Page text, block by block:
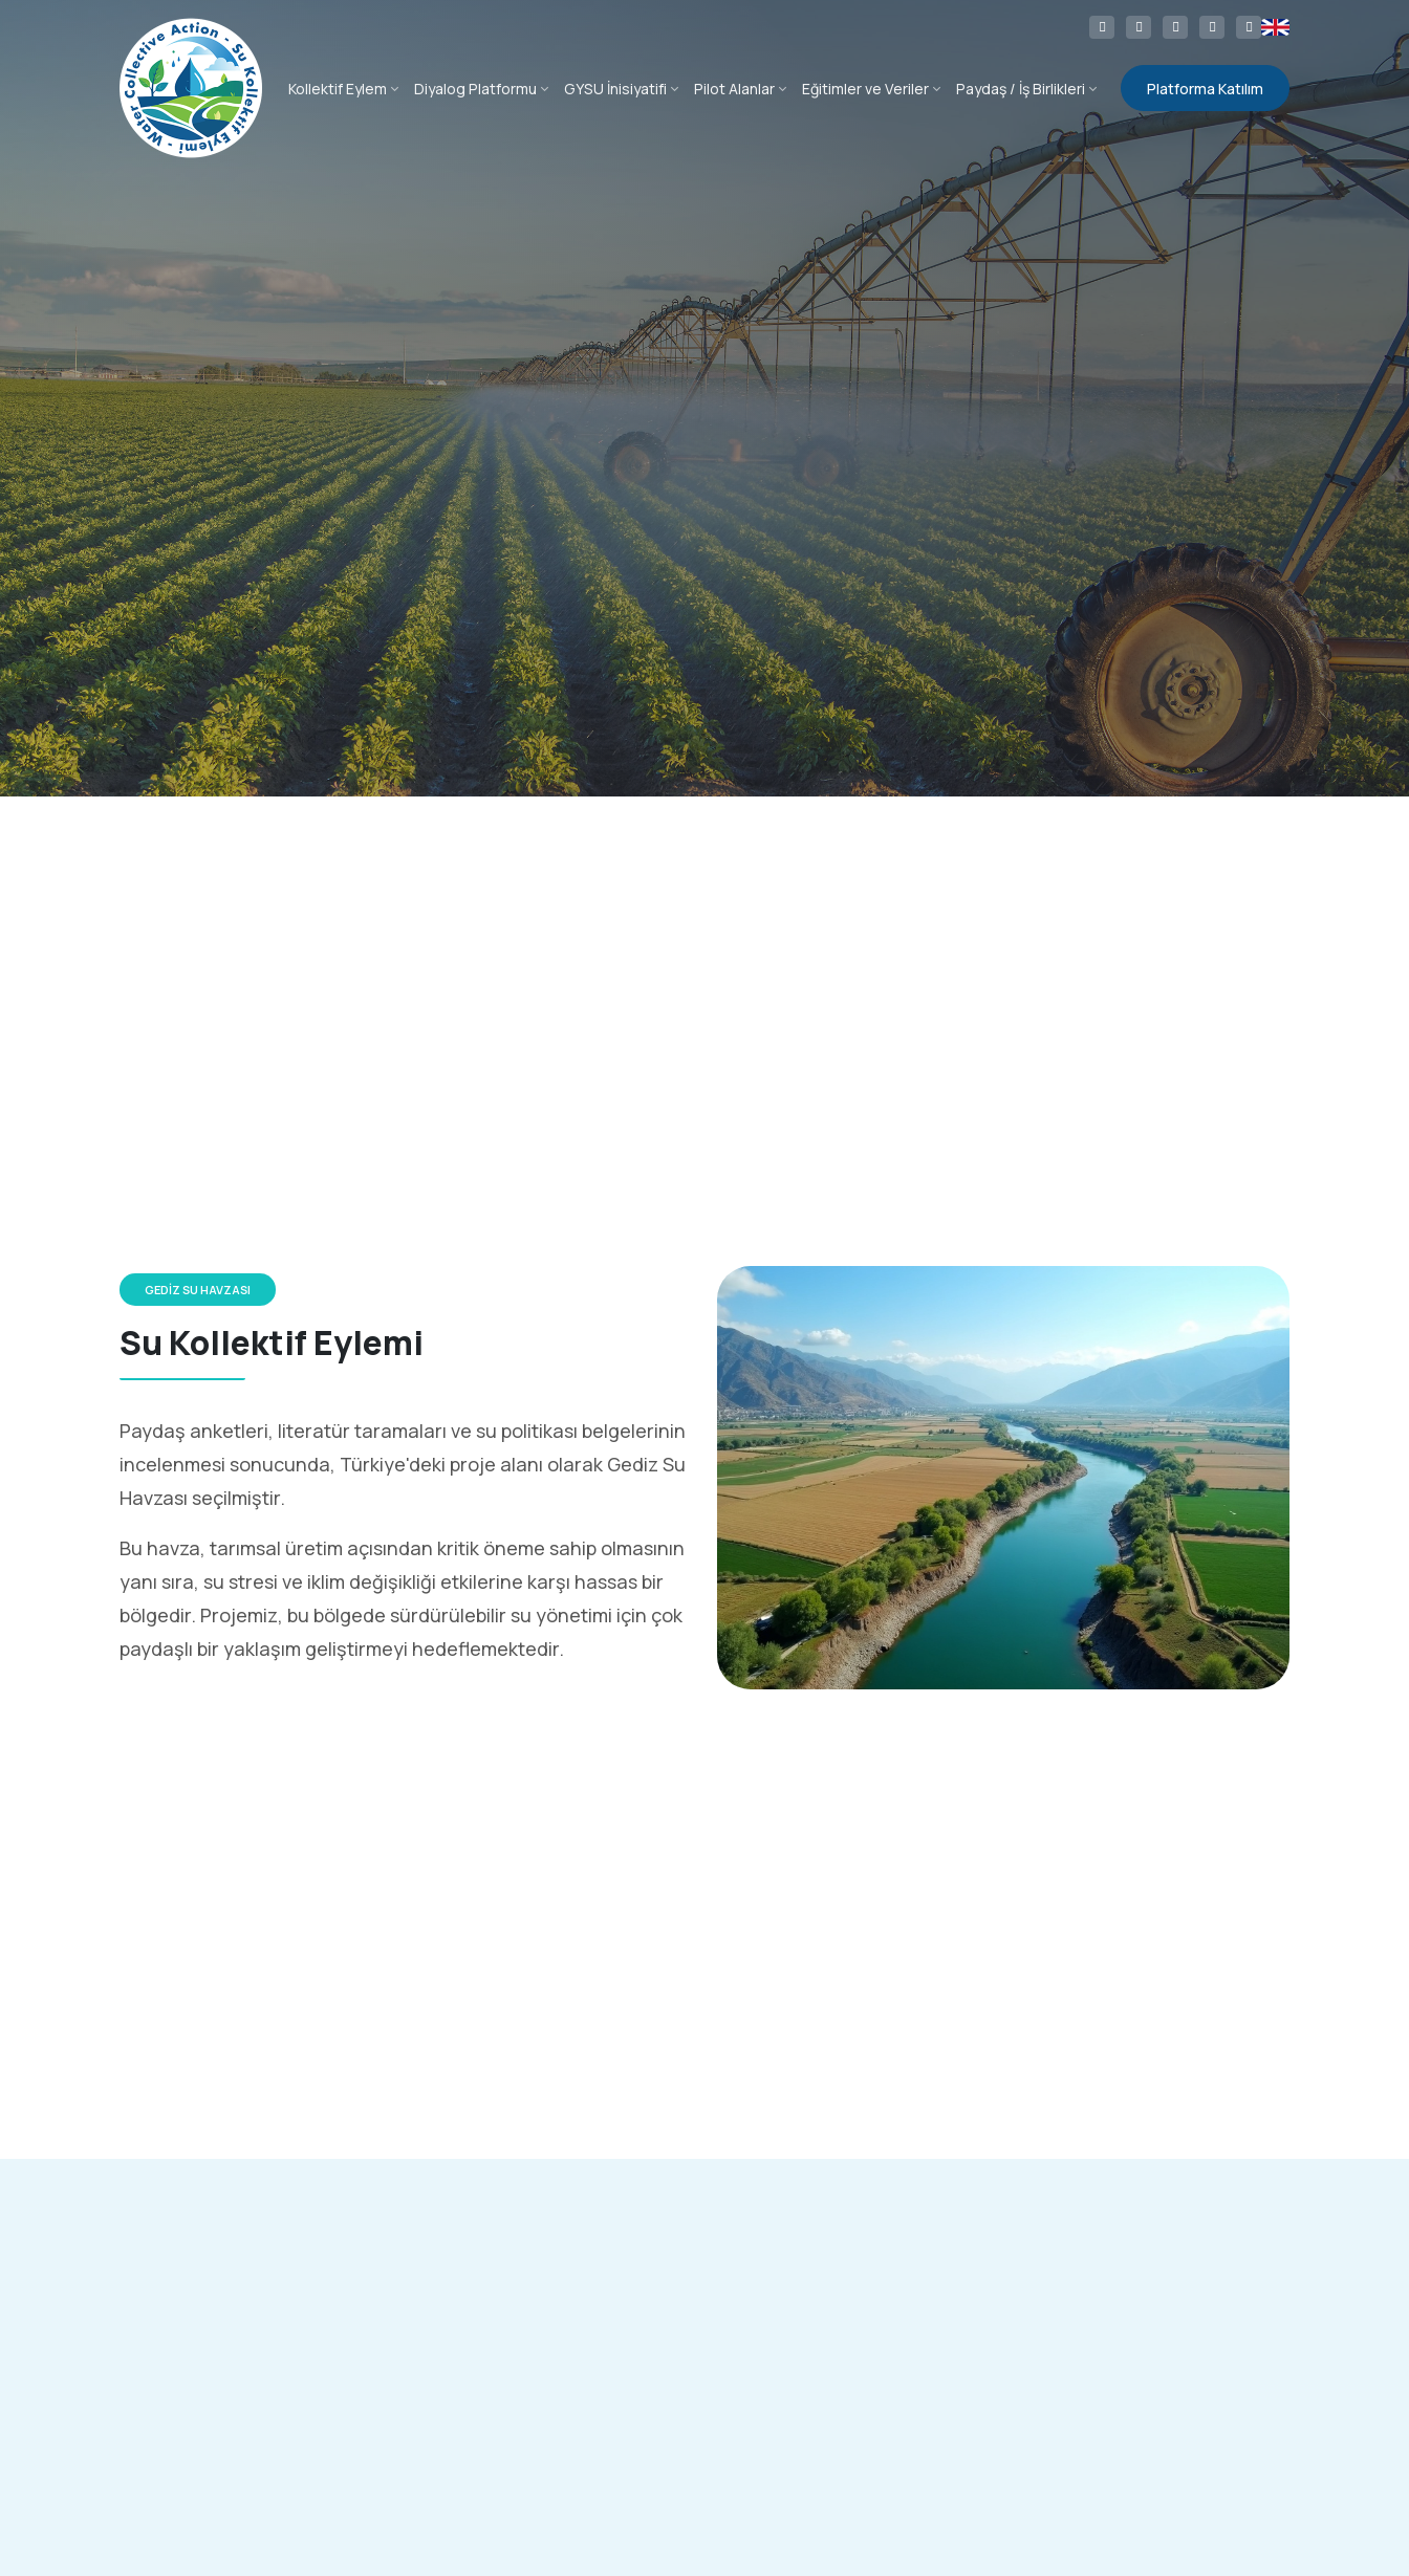
Kollektif Eylem Diyalog Platformu GYSU İnisiyatifi Pilot Alanlar Eğitimler ve Veriler Paydaş / İş Birlikleri Platforma Katılım
sınırlarının ötesinde, çok paydaşlı bir su yönetimi anlayışını benimsiyoruz.
GEDIZ SU HAVZASI
Su Kollektif Eylemi
Paydaş anketleri, literatür taramaları ve su politikası belgelerinin
incelenmesi sonucunda, Türkiye'deki proje alanı olarak Gediz Su
Havzası seçilmiştir.
Bu havza, tarımsal üretim açısından kritik öneme sahip olmasının
yanı sıra, su stresi ve iklim değişikliği etkilerine karşı hassas bir
bölgedir. Projemiz, bu bölgede sürdürülebilir su yönetimi için çok
paydaşlı bir yaklaşım geliştirmeyi hedeflemektedir.